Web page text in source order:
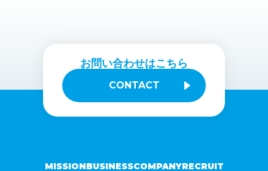
お問い合わせはこちら
CONTACT
MISSIONBUSINESSCOMPANYRECRUIT